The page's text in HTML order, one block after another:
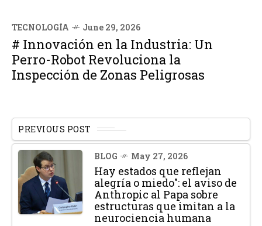
TECNOLOGÍA June 29, 2026
# Innovación en la Industria: Un
Perro-Robot Revoluciona la
Inspección de Zonas Peligrosas
PREVIOUS POST
BLOG May 27, 2026
Hay estados que reflejan
alegría o miedo": el aviso de
Anthropic al Papa sobre
estructuras que imitan a la
neurociencia humana